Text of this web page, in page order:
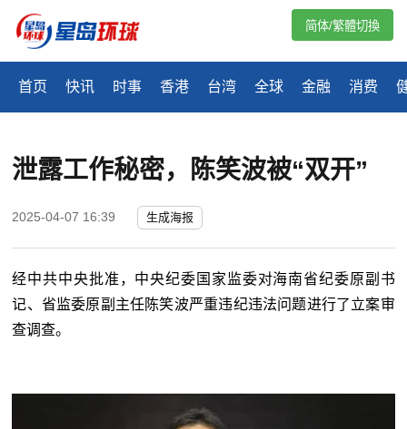
首页 快讯 时事 香港 台湾 全球 金融 消费
简体/繁體切換
泄露工作秘密，陈笑波被“双开”
2025-04-07 16:39 生成海报
经中共中央批准，中央纪委国家监委对海南省纪委原副书
记、省监委原副主任陈笑波严重违纪违法问题进行了立案审
查调查。